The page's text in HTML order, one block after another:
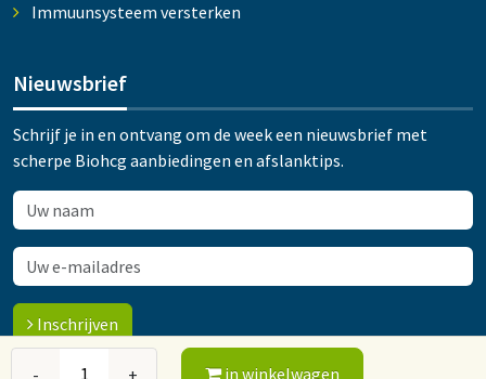
- + in winkelwagen
Immuunsysteem versterken
Nieuwsbrief
Schrijf je in en ontvang om de week een nieuwsbrief met
scherpe Biohcg aanbiedingen en afslanktips.
Inschrijven